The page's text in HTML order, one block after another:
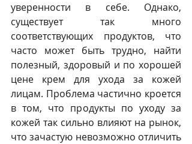
уверенности в себе. Однако,
существует так много
соответствующих продуктов, что
часто может быть трудно, найти
полезный, здоровый и по хорошей
цене крем для ухода за кожей
лицам. Проблема частично кроется
в том, что продукты по уходу за
кожей так сильно влияют на рынок,
что зачастую невозможно отличить